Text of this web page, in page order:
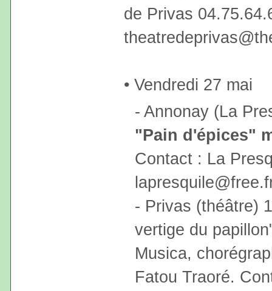
de Privas
• Vendredi 27 mai
- Annonay (La
"Pain d'épices"
Contact : La
- Privas (théâtre)
vertige du
Musica,
Fatou Traoré.